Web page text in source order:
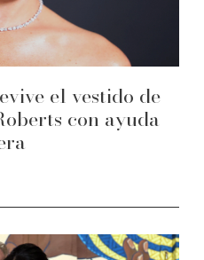
el vestido de
con ayuda